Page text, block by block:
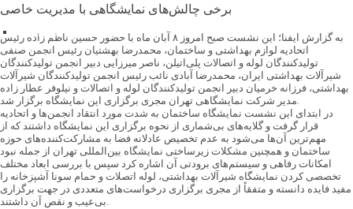
تماس با ما
برخی چالش‌های نمایشگاهی با مدیریت خاصی
به گزارش ایفنا؛ این نشست صبح امروز ۸ آبان ماه با حضور حسین ناظم زاده رئیس
اتحادیه لوازم بهداشتی و ساختمان، محمدرضا بهشتیان رئیس انجمن صنفی
تولیدکنندگان لوله و اتصالات پلی‌اتیلن، ناصر میرزایی دبیر انجمن تولیدکنندگان
شیرآلات بهداشتی ایران، محمدرضا آبادی نائب رئیس انجمن تولیدکنندگان شیرآلات
بهداشتی، فرزانه خرمیان دبیر انجمن تولیدکنندگان لوله و اتصالات و نیلوفر عطار زاده
مدیر شرکت نمایشگاهی تهران مجری برگزاری این نمایشگاه برگزار شد.
در ابتدای این نشست نمایشگاه ساختمان به شدت مورد انتقاد انجمن‌ها و اتحادیه
قرار گرفت و گلایه‌های بی‌شماری از نحوه برگزاری این نمایشگاه داشتند که از
مهم‌ترین آن‌ها می‌شود به عدم تخصیص عادلانه فضا به مشارکت‌کننده‌های حوزه
ساختمان و همچنین مشکلات زیرساختی نمایشگاه بین‌المللی تهران از جمله نبود
امکانات رفاهی و سیستم‌های برودتی آن اشاره کرد سپس با بررسی ابعاد مختلف
تخصصی کردن نمایشگاه شیرآلات بهداشتی، لوله اتصلات و حمام سونا آشپزخانه را
مفید فایده دانسته و متفقاً از مجری برگزاری درخواست‌های متعددی در جهت برگزاری
بی‌عیب و نقص آن داشتند.